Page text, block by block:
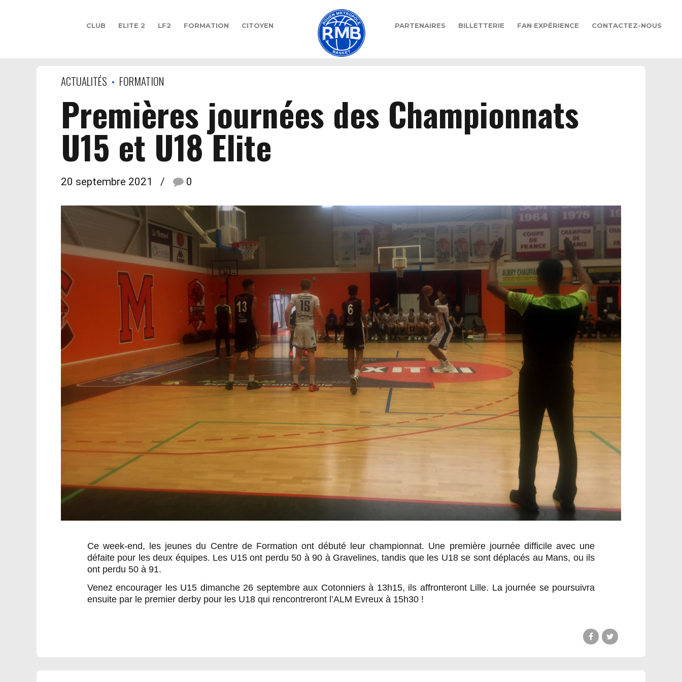
CLUB ELITE 2 LF2 FORMATION CITOYEN PARTENAIRES BILLETTERIE FAN EXPÉRIENCE CONTACTEZ-NOUS
ACTUALITÉS FORMATION
Premières journées des Championnats
U15 et U18 Elite
20 septembre 2021 0
Ce week-end, les jeunes du Centre de Formation ont débuté leur championnat. Une première journée difficile avec une
défaite pour les deux équipes. Les U15 ont perdu 50 à 90 à Gravelines, tandis que les U18 se sont déplacés au Mans, ou ils
ont perdu 50 à 91.
Venez encourager les U15 dimanche 26 septembre aux Cotonniers à 13h15, ils affronteront Lille. La journée se poursuivra
ensuite par le premier derby pour les U18 qui rencontreront l’ALM Evreux à 15h30 !